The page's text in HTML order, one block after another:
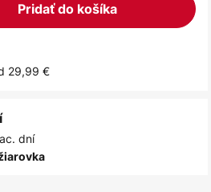
Pridať do košíka
29,99 €
dní